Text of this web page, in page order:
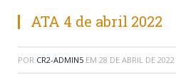
ATA 4 de abril 2022
POR CR2-ADMIN5 EM 28 DE ABRIL DE 2022